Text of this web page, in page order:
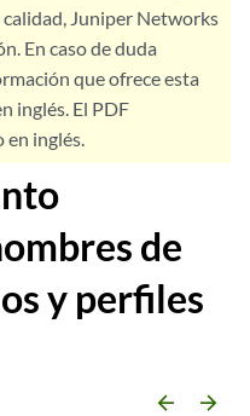
Juniper Networks
En caso de duda
que ofrece esta
inglés. El PDF
en inglés.
de
y perfiles
arrow_backward arrow_forward